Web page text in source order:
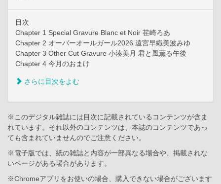
目次
Chapter 1 Special Gravure Blanc et Noir 荏崎ろあ
Chapter 2 オーバーオールガール2026 遠宮早織美波みゆ
Chapter 3 Other Cut Gravure 小湊美月 君と風薫る午後
Chapter 4 今月のおまけ
さらに目次をよむ
※このデジタル雑誌には目次に記載されているコンテンツが含ま
れています。それ以外のコンテンツは、本誌のコンテンツであっ
ても含まれていませんのでご注意ください。
※電子版では、紙の雑誌と内容が一部異なる場合や、掲載されな
いページがある場合があります。
※Chromeアプリをお使いの場合、購入できない場合がございます